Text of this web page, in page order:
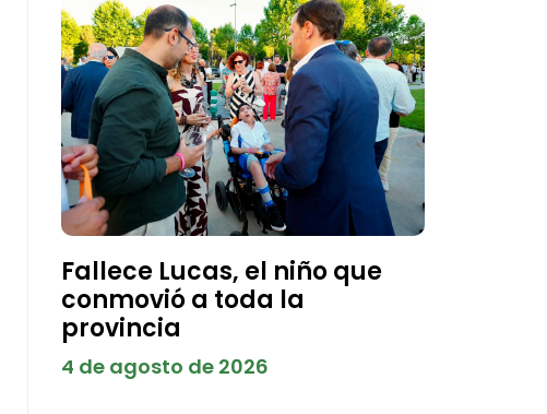
Fallece Lucas, el niño que
conmovió a toda la
provincia
4 de agosto de 2026